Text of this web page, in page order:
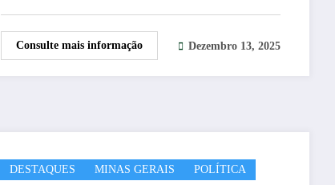
Consulte mais informação Dezembro 13, 2025
DESTAQUES MINAS GERAIS POLÍTICA